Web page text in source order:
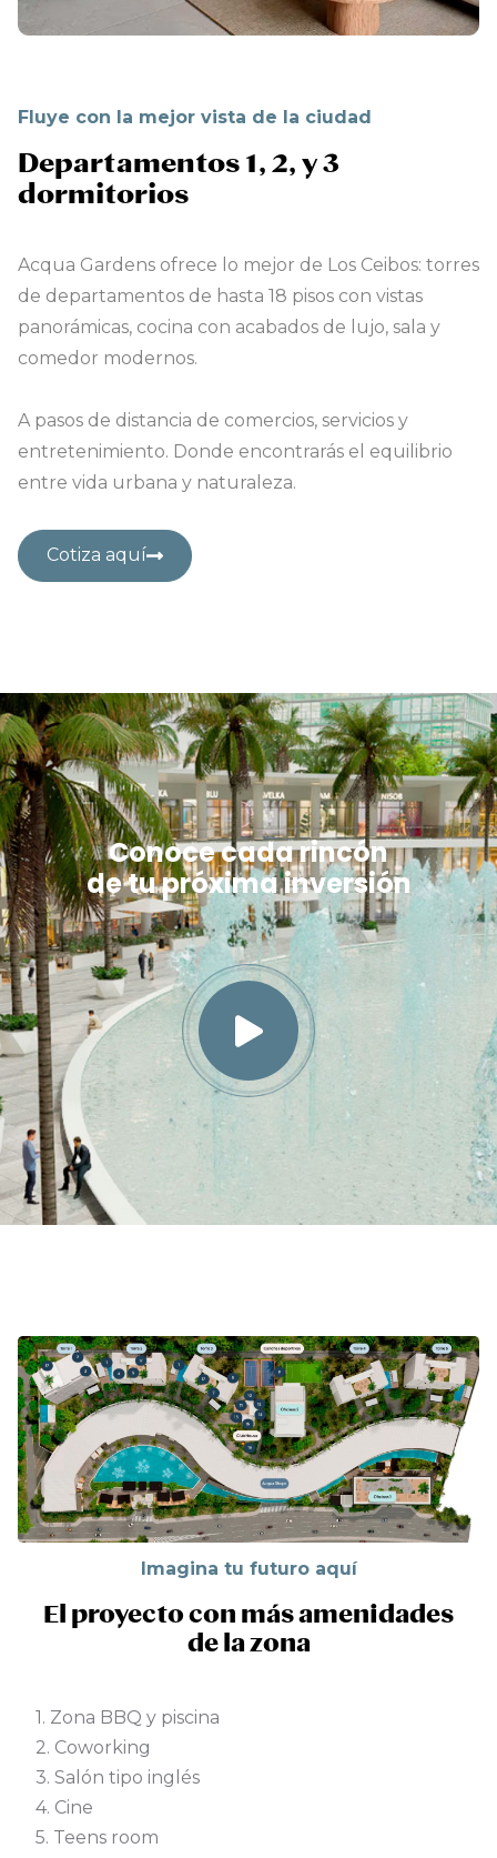
Fluye con la mejor vista de la ciudad
Departamentos 1, 2, y 3
dormitorios
Acqua Gardens ofrece lo mejor de Los Ceibos: torres
de departamentos de hasta 18 pisos con vistas
panorámicas, cocina con acabados de lujo, sala y
comedor modernos.
A pasos de distancia de comercios, servicios y
entretenimiento. Donde encontrarás el equilibrio
entre vida urbana y naturaleza.
Cotiza aquí
Conoce cada rincón
de tu próxima inversión
Imagina tu futuro aquí
El proyecto con más amenidades
de la zona
1. Zona BBQ y piscina
2. Coworking
3. Salón tipo inglés
4. Cine
5. Teens room